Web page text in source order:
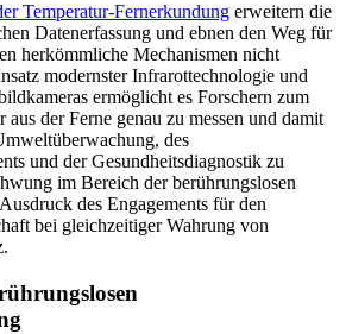
Temperatur-Fernerkundung erweitern die
Datenerfassung und ebnen den Weg für
herkömmliche Mechanismen nicht
modernster Infrarottechnologie und
ermöglicht es Forschern zum
der Ferne genau zu messen und damit
des
und der Gesundheitsdiagnostik zu
im Bereich der berührungslosen
des Engagements für den
bei gleichzeitiger Wahrung von